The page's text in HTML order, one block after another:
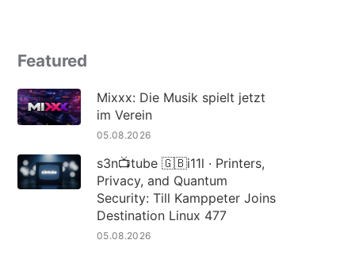
Featured
Mixxx: Die Musik spielt jetzt
im Verein
05.08.2026
s3n📺tube 🇬🇧i11l · Printers,
Privacy, and Quantum
Security: Till Kamppeter Joins
Destination Linux 477
05.08.2026